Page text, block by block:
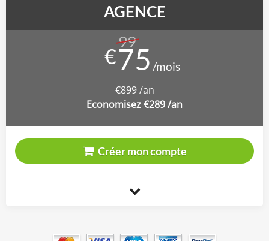
AGENCE
99
€
€899 /an
Economisez €289 /an
Créer mon compte